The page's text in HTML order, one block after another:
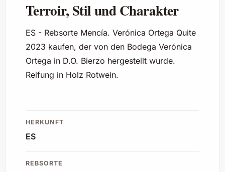
Terroir, Stil und Charakter
ES - Rebsorte Mencía. Verónica Ortega Quite
2023 kaufen, der von den Bodega Verónica
Ortega in D.O. Bierzo hergestellt wurde.
Reifung in Holz Rotwein.
HERKUNFT
ES
REBSORTE